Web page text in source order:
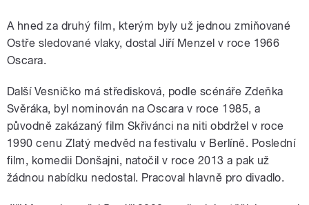
A hned za druhý film, kterým byly už jednou zmiňované
Ostře sledované vlaky, dostal Jiří Menzel v roce 1966
Oscara.
Další Vesničko má středisková, podle scénáře Zdeňka
Svěráka, byl nominován na Oscara v roce 1985, a
původně zakázaný film Skřivánci na niti obdržel v roce
1990 cenu Zlatý medvěd na festivalu v Berlíně. Poslední
film, komedii Donšajni, natočil v roce 2013 a pak už
žádnou nabídku nedostal. Pracoval hlavně pro divadlo.